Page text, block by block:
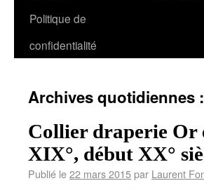
Politique de
confidentialité
Archives quotidiennes :
Collier draperie Or
XIX°, début XX°
Publié le22 mars 2015par Laurent